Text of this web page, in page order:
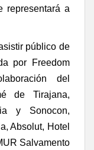
representará a
público de
por
Freedom
del
de Tirajana,
y Sonocon,
Absolut, Hotel
Salvamento